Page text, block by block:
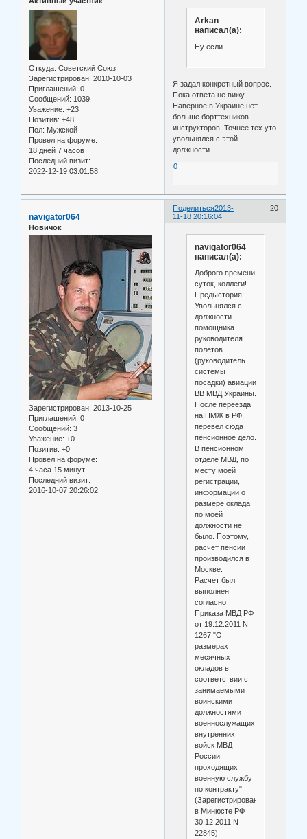
Откуда: Советский Союз
Зарегистрирован: 2010-10-03
Приглашений: 0
Сообщений: 1039
Уважение: +23
Позитив: +48
Пол: Мужской
Провел на форуме:
18 дней 7 часов
Последний визит:
2022-12-19 03:01:58
Arkan
написал(а):
Ну если
Я задал конкретный вопрос.
Пока ответа не вижу.
Наверное в Украине нет
больше борттехников
инструкторов. Точнее тех уто
увольнялся с этой
должности.
0
Поделиться 20
2013-
11-18 20:16:04
navigator064
Новичок
Зарегистрирован: 2013-10-25
Приглашений: 0
Сообщений: 3
Уважение: +0
Позитив: +0
Провел на форуме:
4 часа 15 минут
Последний визит:
2016-10-07 20:26:02
navigator064
написал(а):
Доброго времени
суток, коллеги!
Предыстория:
Увольнялся с
должности
помощника
руководителя
полетов
(руководитель
системы
посадки) авиации
ВВ МВД Украины.
После переезда
на ПМЖ в РФ,
перевел сюда
пенсионное дело.
В пенсионном
отделе МВД, по
месту моей
регистрации,
информации о
размере оклада
по моей
должности не
было. Поэтому,
расчет пенсии
производился в
Москве.
Расчет был
выполнен
согласно
Приказа МВД РФ
от 19.12.2011 N
1267 "О
размерах
месячных
окладов в
соответствии с
занимаемыми
воинскими
должностями
военнослужащих
внутренних
войск МВД
России,
проходящих
военную службу
по контракту"
(Зарегистрировано
в Минюсте РФ
30.12.2011 N
22845)